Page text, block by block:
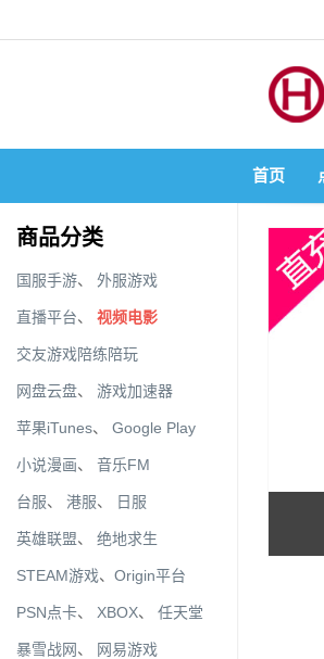
首页
商品分类
国服手游、 外服游戏
直播平台、 视频电影
交友游戏陪练陪玩
网盘云盘、 游戏加速器
苹果iTunes、 Google Play
小说漫画、 音乐FM
台服、 港服、 日服
英雄联盟、 绝地求生
STEAM游戏、 Origin平台
PSN点卡、 XBOX、 任天堂
暴雪战网、 网易游戏